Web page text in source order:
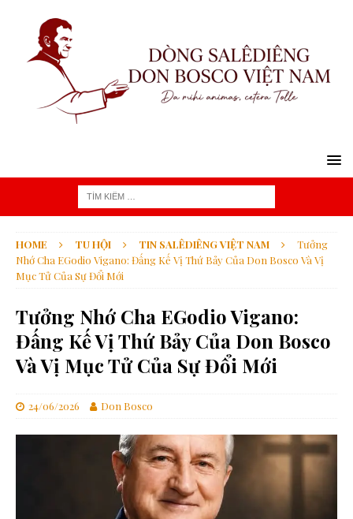
HOME TU HỘI TIN SALÊDIÊNG VIỆT NAM
Tưởng
Nhớ Cha EGodio Vigano: Đấng Kế Vị Thứ Bảy Của Don Bosco Và Vị
Mục Tử Của Sự Đổi Mới
Tưởng Nhớ Cha EGodio Vigano:
Đấng Kế Vị Thứ Bảy Của Don Bosco
Và Vị Mục Tử Của Sự Đổi Mới
24/06/2026 Don Bosco